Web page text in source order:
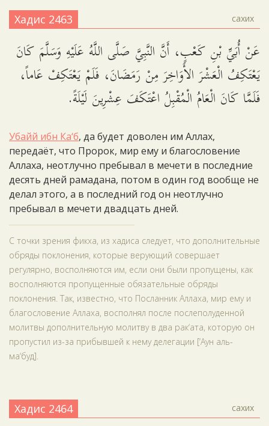
Хадис 2463 сахих
عَنْ أُبَيِّ بْنِ كَعْبٍ، أَنَّ النَّبِيَّ صَلَّى اللَّهُ عَلَيْهِ وَسَلَّمَ كَانَ
يَعْتَكِفُ الْعَشْرَ الأَوَاخِرَ مِنْ رَمَضَانَ، فَلَمْ يَعْتَكِفْ عَاماً،
فَلَمَّا كَانَ الْعَامُ الْمُقْبِلُ اعْتَكَفَ عِشْرِينَ لَيْلَةً.
Убайй ибн Ка‘б, да будет доволен им Аллах,
передаёт, что Пророк, мир ему и благословение
Аллаха, неотлучно пребывал в мечети в последние
десять дней рамадана, потом в один год вообще не
делал этого, а в последний год он неотлучно
пребывал в мечети двадцать дней.
С точки зрения фикха, из хадиса следует, что дополнительные
обряды поклонения, которые верующий совершает
регулярно, восполняются им, если они были пропущены, как
восполняются пропущенные обязательные обряды
поклонения. Так, известно, что Посланник Аллаха, мир ему и
благословение Аллаха, восполнял после послеполуденной
молитвы дополнительную молитву в два рак‘ата, которую он
пропустил из-за прибывшей к нему делегации [‘Аун аль-
ма‘буд].
Хадис 2464 сахих